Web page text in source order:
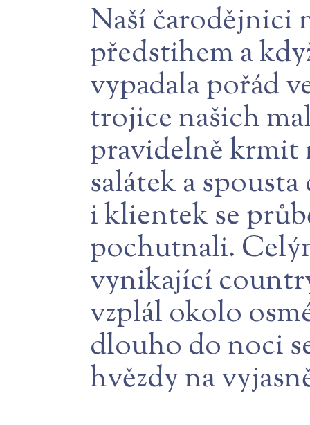
Naší čarodějnici
předstihem a
vypadala pořád
trojice našich
pravidelně
salátek a
i klientek se
pochutnali.
vynikající
vzplál okolo
dlouho do noci
hvězdy na